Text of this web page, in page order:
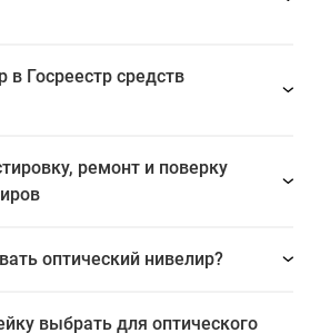
в Госреестр средств
ремонт и поверку
оптический нивелир?
выбрать для оптического